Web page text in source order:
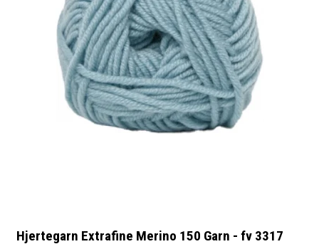
Hjertegarn Extrafine Merino 150 Garn - fv 3317